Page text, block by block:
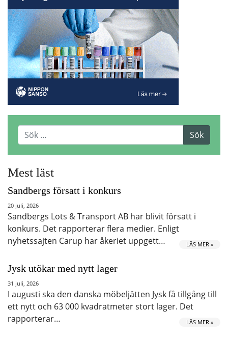
Mest läst
Sandbergs försatt i konkurs
20 juli, 2026
Sandbergs Lots & Transport AB har blivit försatt i
konkurs. Det rapporterar flera medier. Enligt
nyhetssajten Carup har åkeriet uppgett…
LÄS MER »
Jysk utökar med nytt lager
31 juli, 2026
I augusti ska den danska möbeljätten Jysk få tillgång till
ett nytt och 63 000 kvadratmeter stort lager. Det
rapporterar…
LÄS MER »